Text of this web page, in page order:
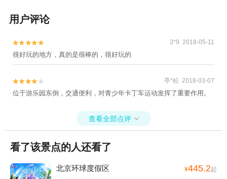
用户评论

 3*9 2018-05-11
很好玩的地方，真的是很棒的，很好玩的

 亭*松 2018-03-07
位于游乐园东倒，交通便利，对青少年卡丁车运动发挥了重要作用。
查看全部点评 
看了该景点的人还看了
北京环球度假区 ¥445.2起